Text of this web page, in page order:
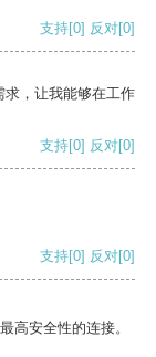
支持[0] 反对[0]
求，让我能够在工作
支持[0] 反对[0]
支持[0] 反对[0]
高安全性的连接。